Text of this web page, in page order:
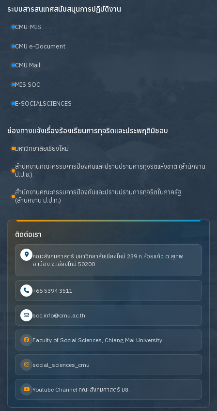
ระบบสารสนเทศสนับสนุนการปฏิบัติงาน
CMU-MIS
CMU e-Document
CMU Mail
MIS SOC
E-SOCIALSCIENCES
ช่องทางแจ้งเรื่องร้องเรียนการทุจริตและประพฤติมิชอบ
มหาวิทยาลัยเชียงใหม่
สำนักงานคณะกรรมการป้องกันและปราบปรามการทุจริตแห่งชาติ (สำนักงาน
ป.ป.ช.)
สำนักงานคณะกรรมการป้องกันและปราบปรามการทุจริตในภาครัฐ
(สำนักงาน ป.ป.ท.)
ติดต่อเรา
คณะสังคมศาสตร์ มหาวิทยาลัยเชียงใหม่ 239 ถ.ห้วยแก้ว ต.สุเทพ
อ.เมือง จ.เชียงใหม่ 50200
+66 5394 3511
soc.info@cmu.ac.th
Faculty of Social Sciences, Chiang Mai University
social_sciences_cmu
Youtube Channel คณะสังคมศาสตร์ มช.